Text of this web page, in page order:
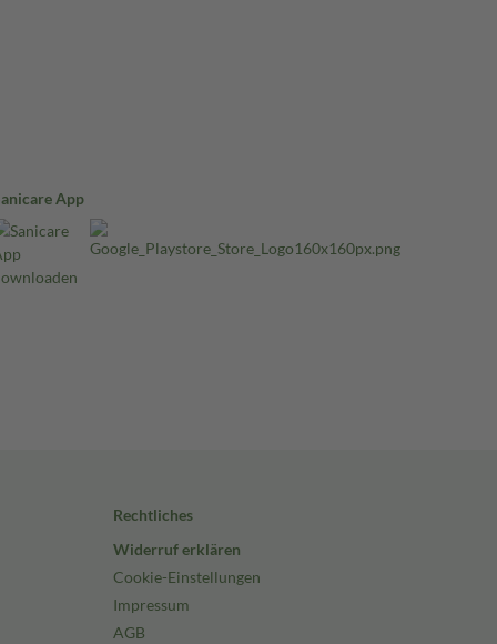
App
Rechtliches
Widerruf erklären
Cookie-Einstellungen
Impressum
AGB